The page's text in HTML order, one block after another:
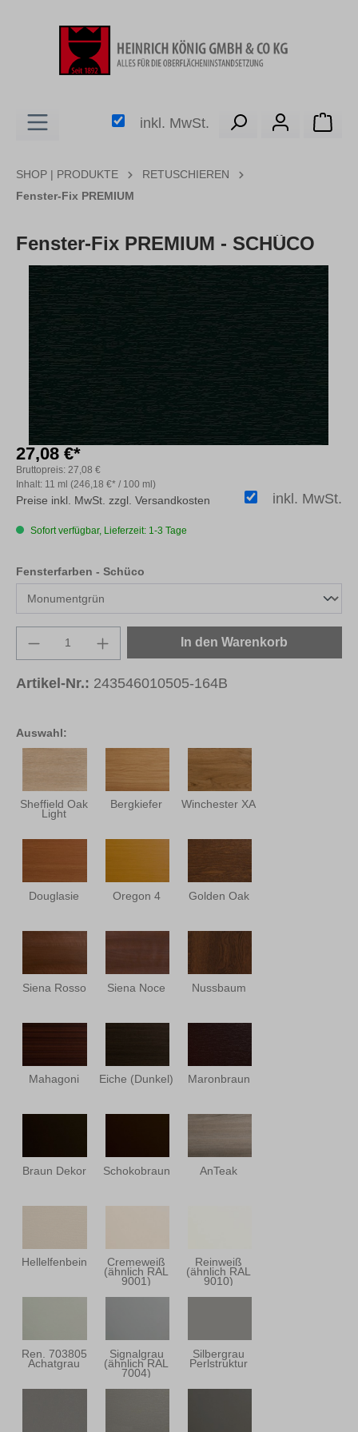
inkl. MwSt.
SHOP | PRODUKTE
RETUSCHIEREN
Fenster-Fix PREMIUM
Fenster-Fix PREMIUM - SCHÜCO
Bildergalerie überspringen
Auswahl:
Sheffield Oak
Light
Bergkiefer Winchester XA
Douglasie Oregon 4 Golden Oak
Siena Rosso Siena Noce Nussbaum
Mahagoni Eiche (Dunkel) Maronbraun
Braun Dekor Schokobraun AnTeak
Hellelfenbein Cremeweiß
(ähnlich RAL
9001)
Reinweiß
(ähnlich RAL
9010)
Ren. 703805
Achatgrau
Signalgrau
(ähnlich RAL
7004)
Silbergrau
Perlstruktur
27,08 €*
Inhalt: 11 ml (246,18 €* / 100 ml)
Bruttopreis: 27,08 €
inkl. MwSt.
Preise inkl. MwSt. zzgl. Versandkosten
Sofort verfügbar, Lieferzeit: 1-3 Tage
Fensterfarben - Schüco
Produkt Anzahl: Gib den gewünschten
In den Warenkorb
Artikel-Nr.: 243546010505-164B